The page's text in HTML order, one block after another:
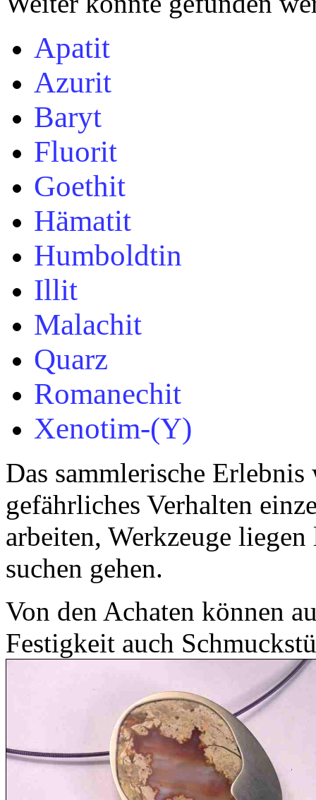
Apatit
Azurit
Baryt
Fluorit
Goethit
Hämatit
Humboldtin
Illit
Malachit
Quarz
Romanechit
Xenotim-(Y)
Das sammlerische
gefährliches Verhalten
arbeiten, Werkzeuge
suchen gehen.
Von den Achaten können
Festigkeit auch